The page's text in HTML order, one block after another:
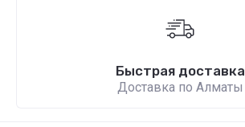
Быстрая доставка
Доставка по Алматы